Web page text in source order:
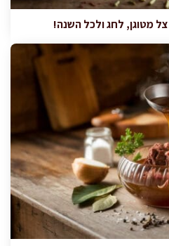
מטוגן, לחג ולכל השנה!